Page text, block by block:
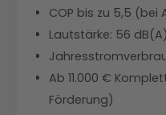
COP bis zu 5,5 (bei
Lautstärke: 56
Ab 11.000 €
Förderung)